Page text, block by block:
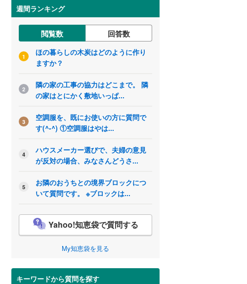
週間ランキング
閲覧数 回答数
1
ほの暮らしの木炭はどのように作り
ますか？
2
隣の家の工事の協力はどこまで。 隣
の家はとにかく敷地いっぱ...
3
空調服を、既にお使いの方に質問で
す(^-^) ①空調服はやは...
4
ハウスメーカー選びで、夫婦の意見
が反対の場合、みなさんどうさ...
5
お隣のおうちとの境界ブロックにつ
いて質問です。 ※ブロックは...
Yahoo!知恵袋で質問する
My知恵袋を見る
キーワードから質問を探す